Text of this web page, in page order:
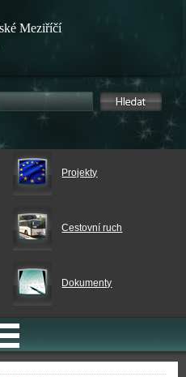
Meziříčí
Projekty
Cestovní ruch
Dokumenty